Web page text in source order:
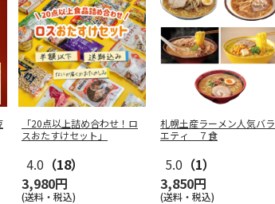
「20点以上詰め合わせ！ロ
スおたすけセット」
4.0 （18）
3,980円
(送料・税込)
札幌土産ラーメン人気バラ
エティ ７食
5.0 （1）
3,850円
(送料・税込)